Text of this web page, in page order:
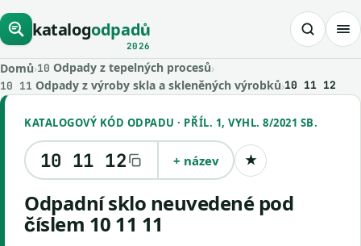
katalogodpadů
2026
Domů›10 Odpady z tepelných procesů›
10 11 Odpady z výroby skla a skleněných výrobků›10 11 12
KATALOGOVÝ KÓD ODPADU · PŘÍL. 1, VYHL. 8/2021 SB.
10 11 12 + název ★Uložit kód
Odpadní sklo neuvedené pod
číslem 10 11 11